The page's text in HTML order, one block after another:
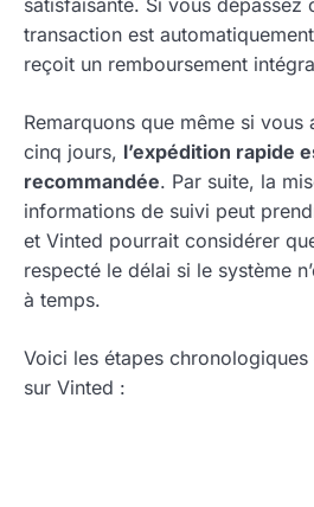
transaction est
reçoit un remboursement
Remarquons que même si vous
cinq jours, l’expédition rapide
recommandée. Par suite, la
informations de suivi peut
et Vinted pourrait considérer
respecté le délai si le système
à temps.
Voici les étapes
sur Vinted :